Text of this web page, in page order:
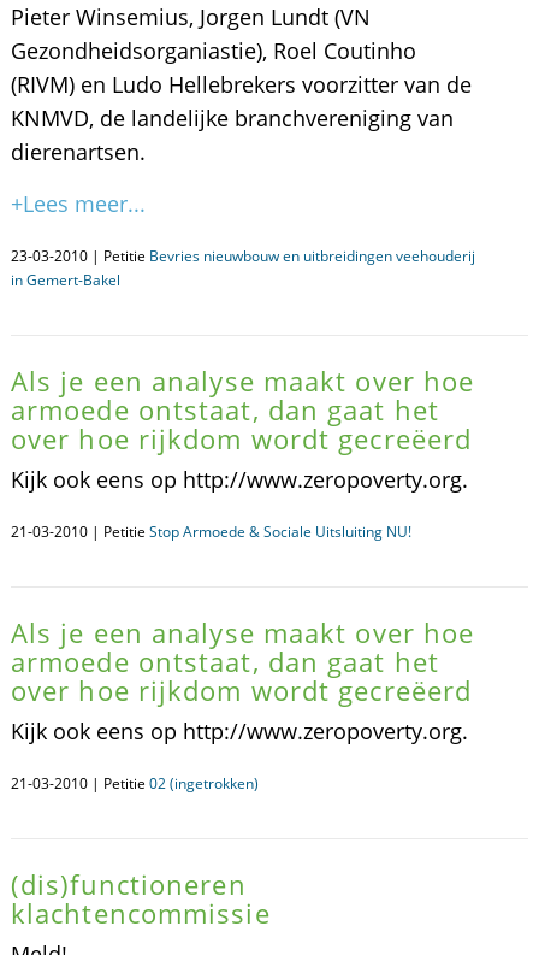
Pieter Winsemius, Jorgen Lundt (VN
Gezondheidsorganiastie), Roel Coutinho
(RIVM) en Ludo Hellebrekers voorzitter van de
KNMVD, de landelijke branchvereniging van
dierenartsen.
+Lees meer...
23-03-2010 | Petitie Bevries nieuwbouw en uitbreidingen veehouderij
in Gemert-Bakel
Als je een analyse maakt over hoe
armoede ontstaat, dan gaat het
over hoe rijkdom wordt gecreëerd
Kijk ook eens op http://www.zeropoverty.org.
21-03-2010 | Petitie Stop Armoede & Sociale Uitsluiting NU!
Als je een analyse maakt over hoe
armoede ontstaat, dan gaat het
over hoe rijkdom wordt gecreëerd
Kijk ook eens op http://www.zeropoverty.org.
21-03-2010 | Petitie 02 (ingetrokken)
(dis)functioneren
klachtencommissie